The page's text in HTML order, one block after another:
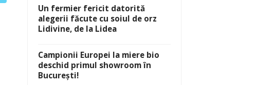
Un fermier fericit datorită
alegerii făcute cu soiul de orz
Lidivine, de la Lidea
Campionii Europei la miere bio
deschid primul showroom în
București!